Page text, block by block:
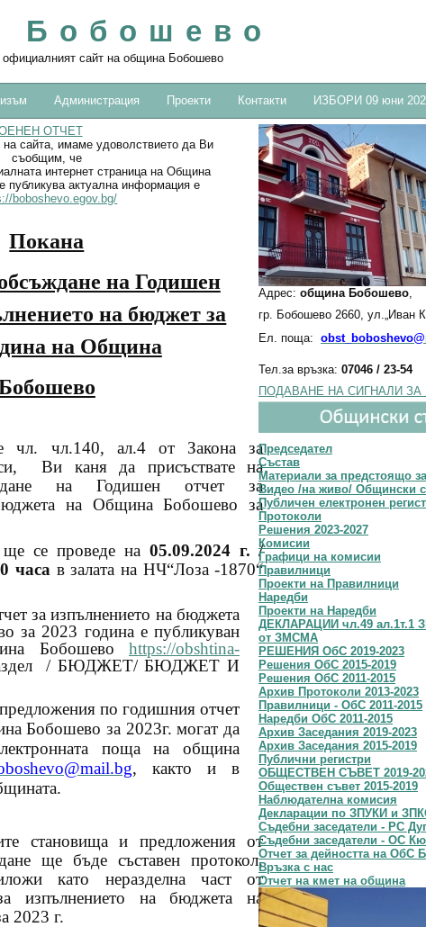
сайт на община Бобошево
Бобошево
Администрация Проекти Контакти ИЗБОРИ 09 юни
ОТЧЕТ
сайта, имаме удоволствието да Ви
съобщим, че
интернет страница на Община
публикува актуална информация е
boboshevo.egov.bg/
Покана
на Годишен
на бюджет за
на Община
чл. чл.140, ал.4 от Закона за
Ви каня да присъствате на
на Годишен отчет за
на Община Бобошево за
се проведе на 05.09.2024 г. /
часа в залата на НЧ“Лоза -1870“
за изпълнението на бюджета
за 2023 година е публикуван
Бобошево
https://obshtina-
/ БЮДЖЕТ/ БЮДЖЕТ И
по годишния отчет
Бобошево за 2023г. могат да
поща на община
, както и в
становища и предложения от
ще бъде съставен протокол,
като неразделна част от
изпълнението на бюджета на
2023 г.
Адрес: община Бобошево,
гр. Бобошево 2660, ул.„Иван
Ел. поща:
Тел.за връзка: 07046 / 23-54
ПОДАВАНЕ НА СИГНАЛИ
Председател
Състав
Материали за предстоящо
Видео /на живо/ Общински
Публичен електронен
Протоколи
Решения 2023-2027
Комисии
Графици на комисии
Правилници
Проекти на Правилници
Наредби
Проекти на Наредби
ДЕКЛАРАЦИИ чл.49 ал.1т.1
от ЗМСМА
РЕШЕНИЯ ОбС 2019-2023
Решения OбС 2015-2019
Решения ОбС 2011-2015
Архив Протоколи 2013-2023
Правилници - ОбС 2011-2015
Наредби ОбС 2011-2015
Архив Заседания 2019-2023
Архив Заседания 2015-2019
Публични регистри
ОБЩЕСТВЕН СЪВЕТ 2019-
Обществен съвет 2015-2019
Наблюдателна комисия
Декларации по ЗПУКИ и
Съдебни заседатели - РС
Съдебни заседатели - ОС
Отчет за дейността на ОбС
Връзка с нас
Отчет на кмет на община